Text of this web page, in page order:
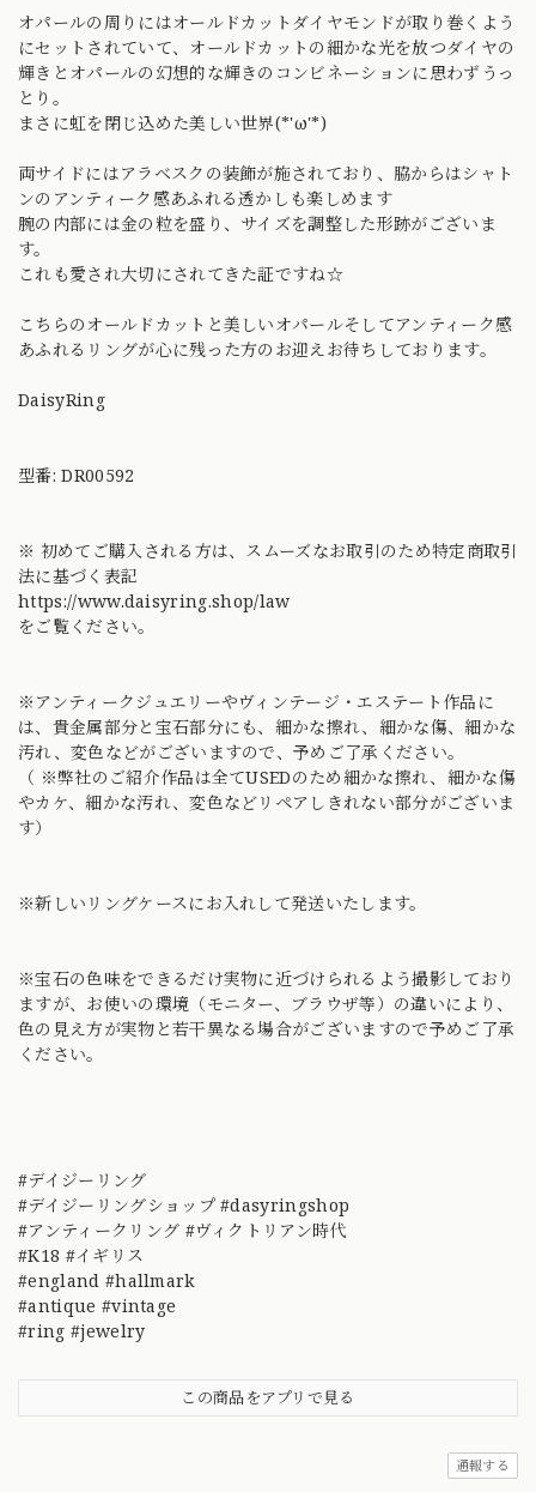
オパールの周りにはオールドカットダイヤモンドが取り巻くよう
にセットされていて、オールドカットの細かな光を放つダイヤの
輝きとオパールの幻想的な輝きのコンビネーションに思わずうっ
とり。
まさに虹を閉じ込めた美しい世界(*'ω'*)
両サイドにはアラベスクの装飾が施されており、脇からはシャト
ンのアンティーク感あふれる透かしも楽しめます
腕の内部には金の粒を盛り、サイズを調整した形跡がございま
す。
これも愛され大切にされてきた証ですね☆
こちらのオールドカットと美しいオパールそしてアンティーク感
あふれるリングが心に残った方のお迎えお待ちしております。
DaisyRing
型番: DR00592
※ 初めてご購入される方は、スムーズなお取引のため特定商取引
法に基づく表記
https://www.daisyring.shop/law
をご覧ください。
※アンティークジュエリーやヴィンテージ・エステート作品に
は、貴金属部分と宝石部分にも、細かな擦れ、細かな傷、細かな
汚れ、変色などがございますので、予めご了承ください。
（ ※弊社のご紹介作品は全てUSEDのため細かな擦れ、細かな傷
やカケ、細かな汚れ、変色などリペアしきれない部分がございま
す）
※新しいリングケースにお入れして発送いたします。
※宝石の色味をできるだけ実物に近づけられるよう撮影しており
ますが、お使いの環境（モニター、ブラウザ等）の違いにより、
色の見え方が実物と若干異なる場合がございますので予めご了承
ください。
#デイジーリング
#デイジーリングショップ #dasyringshop
#アンティークリング #ヴィクトリアン時代
#K18 #イギリス
#england #hallmark
#antique #vintage
#ring #jewelry
この商品をアプリで見る
通報する